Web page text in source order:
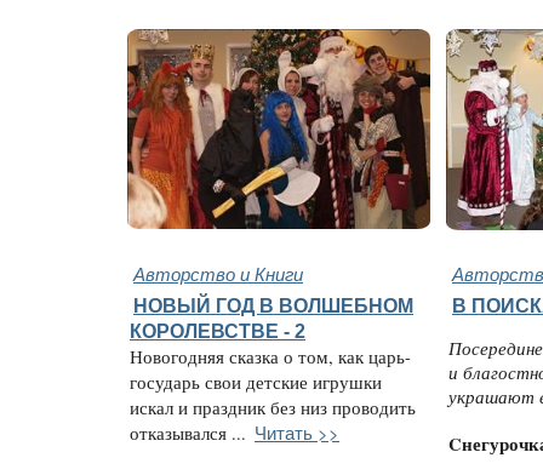
Авторство и Книги
НОВЫЙ ГОД В ВОЛШЕБНОМ
КОРОЛЕВСТВЕ - 2
Новогодняя сказка о том, как царь-
государь свои детские игрушки
искал и праздник без низ проводить
отказывался ... Читать >>
В
и
украшают